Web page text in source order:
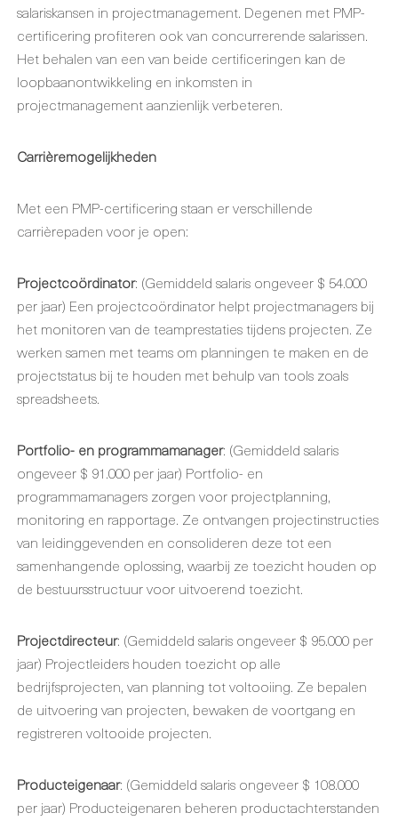
salariskansen in projectmanagement. Degenen met PMP-
certificering profiteren ook van concurrerende salarissen.
Het behalen van een van beide certificeringen kan de
loopbaanontwikkeling en inkomsten in
projectmanagement aanzienlijk verbeteren.
Carrièremogelijkheden
Met een PMP-certificering staan er verschillende
carrièrepaden voor je open:
Projectcoördinator: (Gemiddeld salaris ongeveer $ 54.000
per jaar) Een projectcoördinator helpt projectmanagers bij
het monitoren van de teamprestaties tijdens projecten. Ze
werken samen met teams om planningen te maken en de
projectstatus bij te houden met behulp van tools zoals
spreadsheets.
Portfolio- en programmamanager: (Gemiddeld salaris
ongeveer $ 91.000 per jaar) Portfolio- en
programmamanagers zorgen voor projectplanning,
monitoring en rapportage. Ze ontvangen projectinstructies
van leidinggevenden en consolideren deze tot een
samenhangende oplossing, waarbij ze toezicht houden op
de bestuursstructuur voor uitvoerend toezicht.
Projectdirecteur: (Gemiddeld salaris ongeveer $ 95.000 per
jaar) Projectleiders houden toezicht op alle
bedrijfsprojecten, van planning tot voltooiing. Ze bepalen
de uitvoering van projecten, bewaken de voortgang en
registreren voltooide projecten.
Producteigenaar: (Gemiddeld salaris ongeveer $ 108.000
per jaar) Producteigenaren beheren productachterstanden